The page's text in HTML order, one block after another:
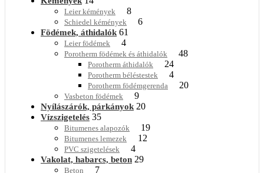
Leier kémények 8
Schiedel kémények 6
Födémek, áthidalók 61
Leier födémek 4
Porotherm födémek és áthidalók 48
Porotherm áthidalók 24
Porotherm béléstestek 4
Porotherm födémgerenda 20
Vasbeton födémek 9
Nyílászárók, párkányok 20
Vízszigetelés 35
Bitumenes alapozók 19
Bitumenes lemezek 12
PVC szigetelések 4
Vakolat, habarcs, beton 29
Beton 7